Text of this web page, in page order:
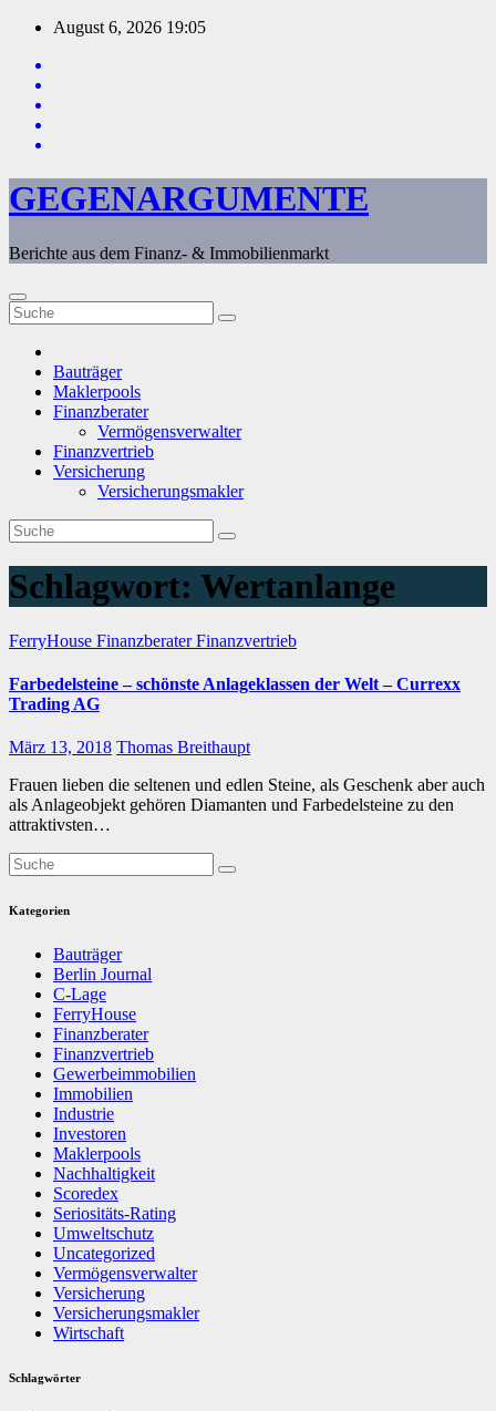
Zum
springen
August 6, 2026 19:05
GEGENARGUMENTE
Berichte aus dem Finanz- & Immobilienmarkt
Bauträger
Maklerpools
Finanzberater
Vermögensverwalter
Finanzvertrieb
Versicherung
Versicherungsmakler
Schlagwort: Wertanlange
FerryHouse FinanzberaterFinanzvertrieb
Farbedelsteine – schönste Anlageklassen der Welt – Currexx
Trading AG
März 13, 2018 Thomas Breithaupt
Frauen lieben die seltenen und edlen Steine, als Geschenk aber auch
als Anlageobjekt gehören Diamanten und Farbedelsteine zu den
attraktivsten…
Kategorien
Bauträger
Berlin Journal
C-Lage
FerryHouse
Finanzberater
Finanzvertrieb
Gewerbeimmobilien
Immobilien
Industrie
Investoren
Maklerpools
Nachhaltigkeit
Scoredex
Seriositäts-Rating
Umweltschutz
Uncategorized
Vermögensverwalter
Versicherung
Versicherungsmakler
Wirtschaft
Schlagwörter